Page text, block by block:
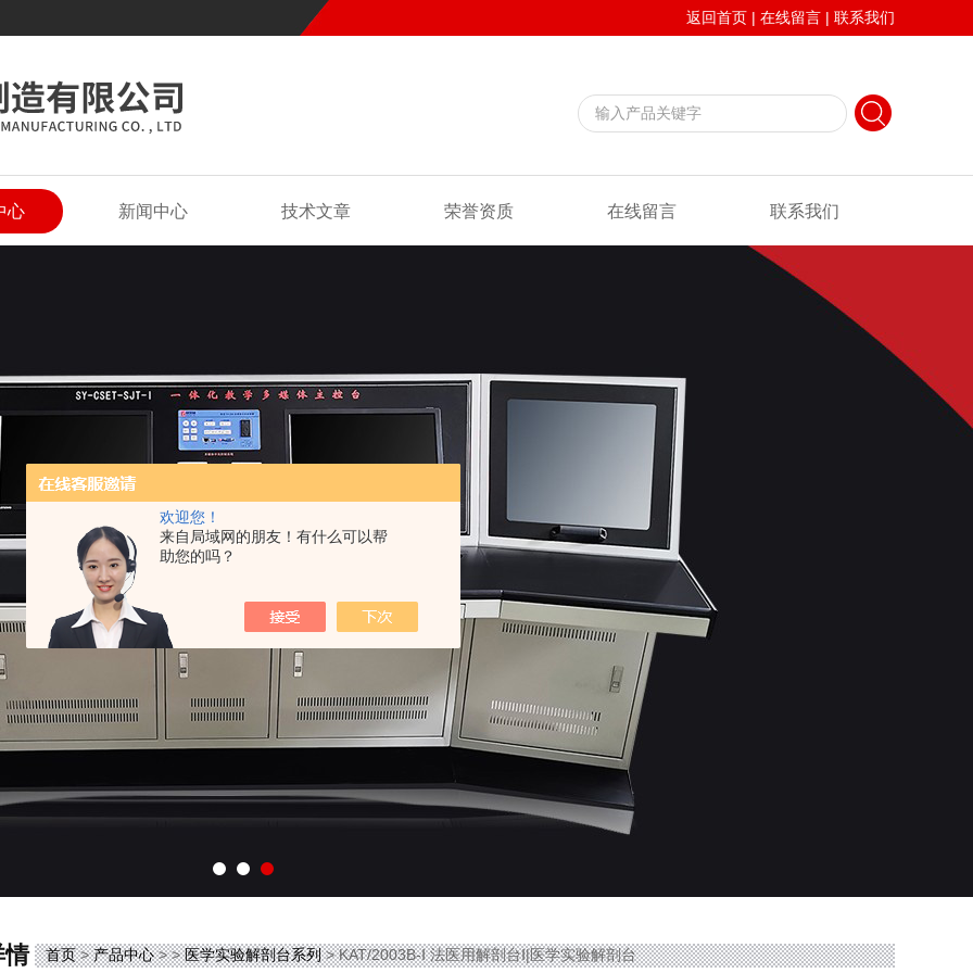
欢迎您！
来自局域网的朋友！有什么可以帮
助您的吗？
返回首页 | 在线留言 | 联系我们
心 新闻中心 技术文章 荣誉资质 在线留言 联系我们
情 首页>产品中心> >医学实验解剖台系列> KAT/2003B-Ⅰ 法医用解剖台Ⅰ|医学实验解剖台